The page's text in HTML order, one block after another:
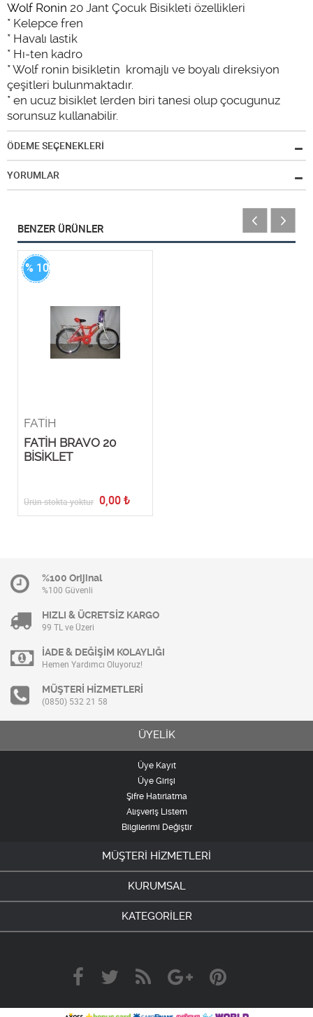
Wolf Ronin 20 Jant Çocuk Bisikleti özellikleri
* Kelepce fren
* Havalı lastik
* Hı-ten kadro
* Wolf ronin bisikletin kromajlı ve boyalı direksiyon
çeşitleri bulunmaktadır.
* en ucuz bisiklet lerden biri tanesi olup çocugunuz
sorunsuz kullanabilir.
ÖDEME SEÇENEKLERİ
YORUMLAR
BENZER ÜRÜNLER
% 100
FATİH
FATİH BRAVO 20
BİSİKLET
Ürün stokta yoktur 0,00 ₺
%100 Orijinal
%100 Güvenli
HIZLI & ÜCRETSİZ KARGO
99 TL ve Üzeri
İADE & DEĞİŞİM KOLAYLIĞI
Hemen Yardımcı Oluyoruz!
MÜŞTERİ HİZMETLERİ
(0850) 532 21 58
ÜYELİK
Üye Kayıt
Üye Girişi
Şifre Hatırlatma
Alışveriş Listem
Bilgilerimi Değiştir
MÜŞTERİ HİZMETLERİ
KURUMSAL
KATEGORİLER